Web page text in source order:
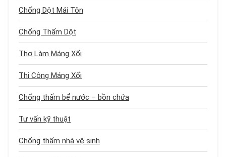
Chống Dột Mái Tôn
Chống Thấm Dột
Thợ Làm Máng Xối
Thi Công Máng Xối
Chống thấm bể nước – bồn chứa
Tư vấn kỹ thuật
Chống thấm nhà vệ sinh